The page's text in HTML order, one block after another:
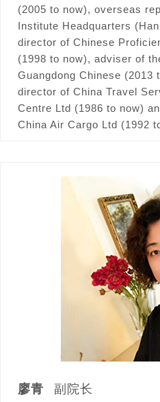
(2005 to now), overseas
Institute Headquarters
director of Chinese
(1998 to now), adviser of
Guangdong Chinese (2013
director of China Travel
Centre Ltd (1986 to now)
China Air Cargo Ltd (1992
廖青 副院长